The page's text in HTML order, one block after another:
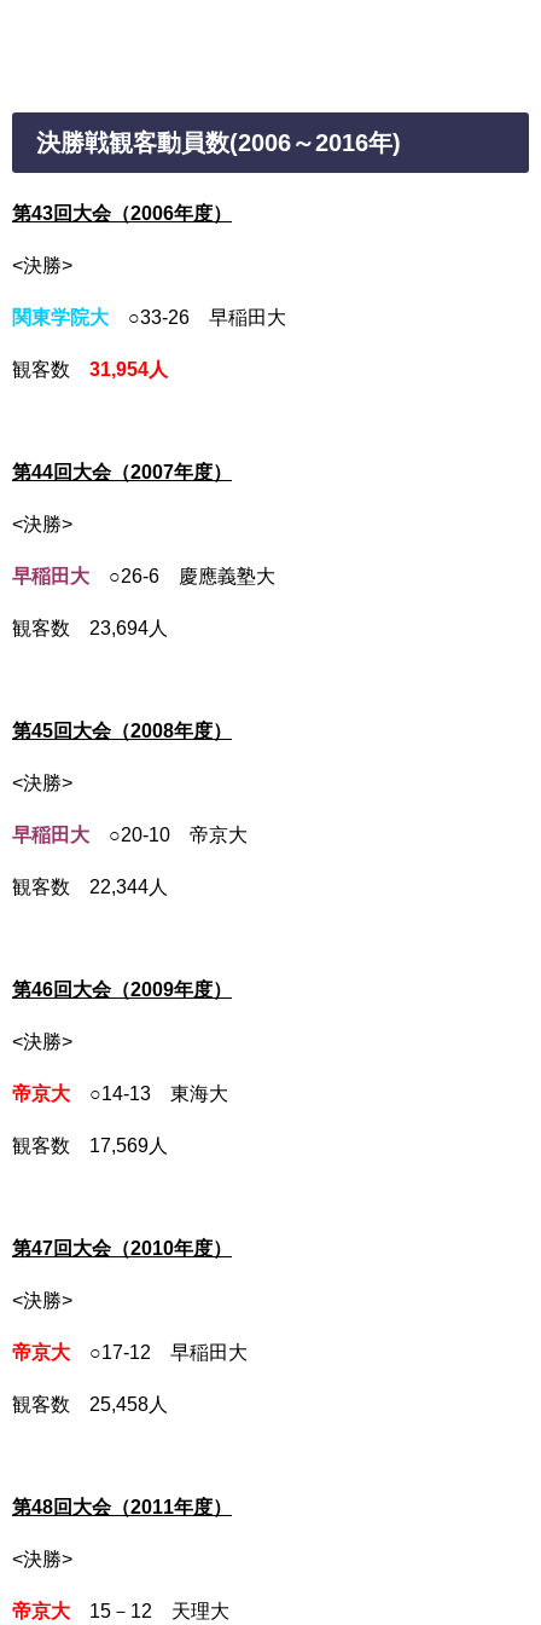
決勝戦観客動員数(2006～2016年)
第43回大会（2006年度）
<決勝>
関東学院大 ○33-26 早稲田大
観客数 31,954人
第44回大会（2007年度）
<決勝>
早稲田大 ○26-6 慶應義塾大
観客数 23,694人
第45回大会（2008年度）
<決勝>
早稲田大 ○20-10 帝京大
観客数 22,344人
第46回大会（2009年度）
<決勝>
帝京大 ○14-13 東海大
観客数 17,569人
第47回大会（2010年度）
<決勝>
帝京大 ○17-12 早稲田大
観客数 25,458人
第48回大会（2011年度）
<決勝>
帝京大 15－12 天理大